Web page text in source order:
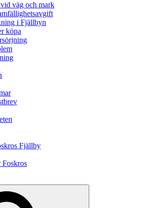
väg och mark
i Fjällbyn
köpa
Fjällby
Foskros